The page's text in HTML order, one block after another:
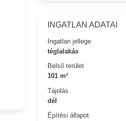
INGATLAN ADATAI
Ingatlan jellege
téglalakás
Belső terület
101 m²
Tájolás
dél
Építési állapot